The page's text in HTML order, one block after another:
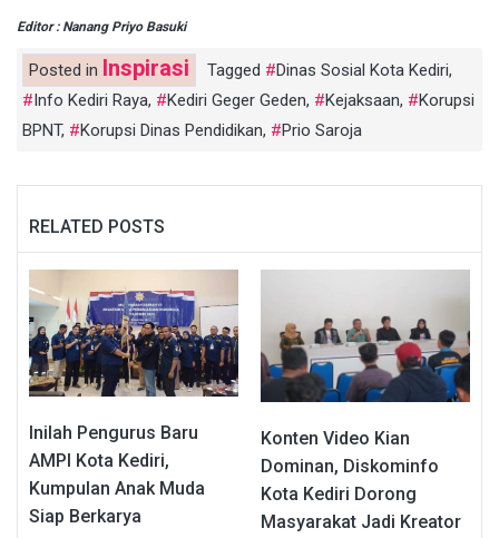
Editor : Nanang Priyo Basuki
Posted in Inspirasi Tagged Dinas Sosial Kota Kediri,
Info Kediri Raya, Kediri Geger Geden, Kejaksaan,
Korupsi
BPNT, Korupsi Dinas Pendidikan, Prio Saroja
RELATED POSTS
Inilah Pengurus Baru
AMPI Kota Kediri,
Kumpulan Anak Muda
Siap Berkarya
Konten Video Kian
Dominan, Diskominfo
Kota Kediri Dorong
Masyarakat Jadi Kreator